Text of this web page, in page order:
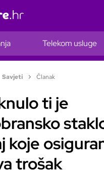
Telekom usluge
Savjeti Članak
ti je
koje
trošak